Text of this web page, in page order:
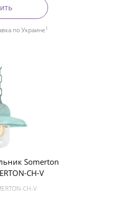
по Украине1
Somerton
CH-V
CH-V